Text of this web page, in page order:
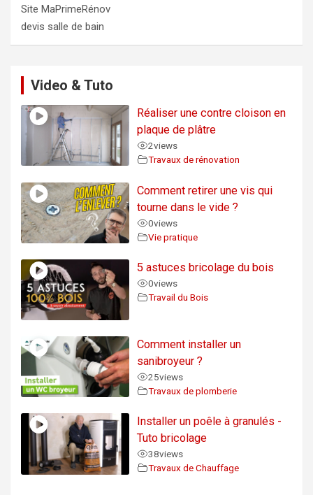
Site MaPrimeRénov
devis salle de bain
Video & Tuto
Réaliser une contre cloison en
plaque de plâtre
2views
Travaux de rénovation
Comment retirer une vis qui
tourne dans le vide ?
0views
Vie pratique
5 astuces bricolage du bois
0views
Travail du Bois
Comment installer un
sanibroyeur ?
25views
Travaux de plomberie
Installer un poêle à granulés -
Tuto bricolage
38views
Travaux de Chauffage